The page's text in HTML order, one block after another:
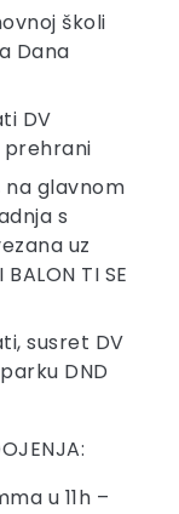
školi
Dana
DV
prehrani
na glavnom
s
uz
TI SE
susret DV
DND
u 11h –